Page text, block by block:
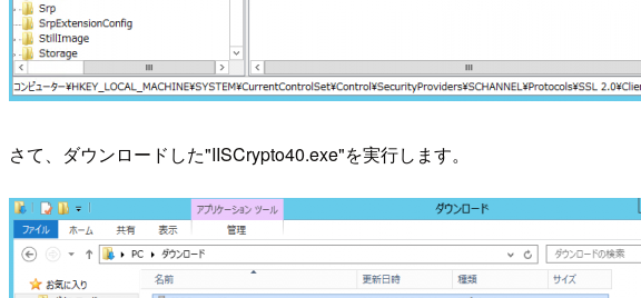
さて、ダウンロードした"IISCrypto40.exe"を実行します。